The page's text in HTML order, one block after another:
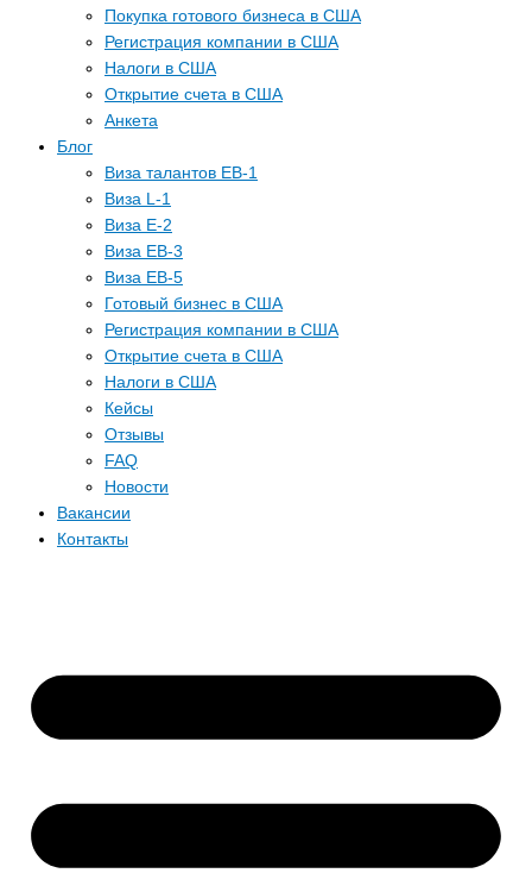
Покупка готового бизнеса в США
Регистрация компании в США
Налоги в США
Открытие счета в США
Анкета
Блог
Виза талантов EB-1
Виза L-1
Виза E-2
Виза EB-3
Виза EB-5
Готовый бизнес в США
Регистрация компании в США
Открытие счета в США
Налоги в США
Кейсы
Отзывы
FAQ
Новости
Вакансии
Контакты